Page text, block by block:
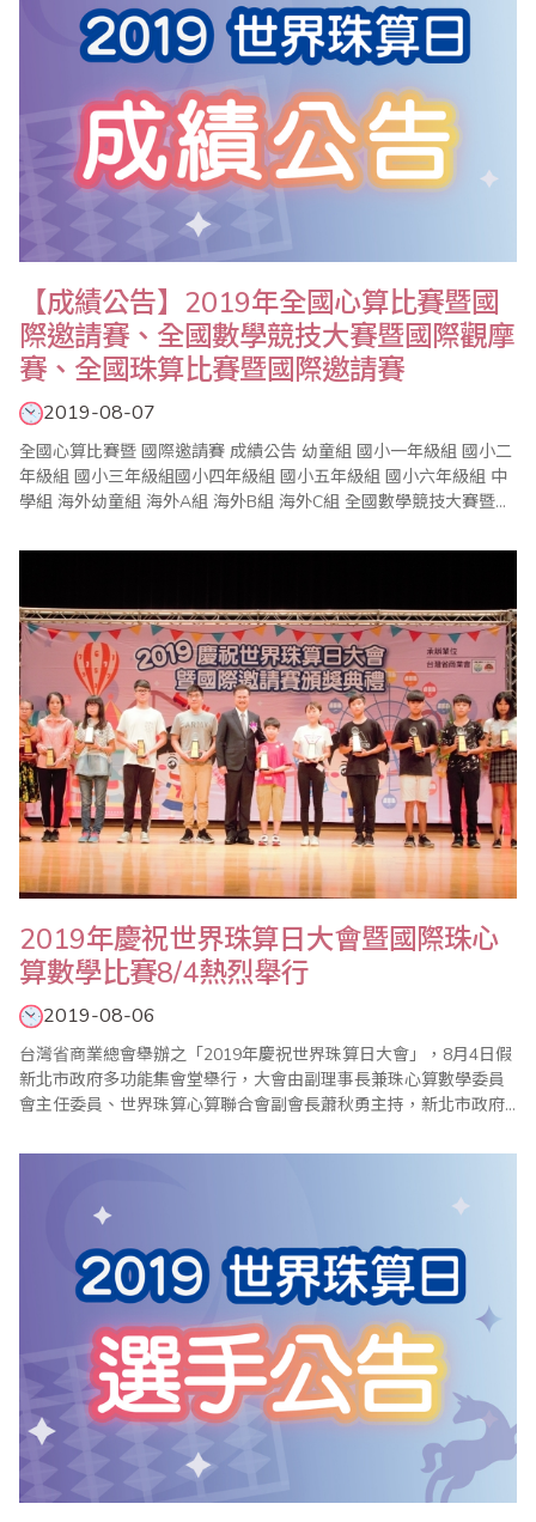
【成績公告】2019年全國心算比賽暨國
際邀請賽、全國數學競技大賽暨國際觀摩
賽、全國珠算比賽暨國際邀請賽
2019-08-07
全國心算比賽暨 國際邀請賽 成績公告 幼童組 國小一年級組 國小二
年級組 國小三年級組國小四年級組 國小五年級組 國小六年級組 中
學組 海外幼童組 海外A組 海外B組 海外C組 全國數學競技大賽暨國
2019年慶祝世界珠算日大會暨國際珠心
算數學比賽8/4熱烈舉行
2019-08-06
台灣省商業總會舉辦之「2019年慶祝世界珠算日大會」，8月4日假
新北市政府多功能集會堂舉行，大會由副理事長兼珠心算數學委員
會主任委員、世界珠算心算聯合會副會長蕭秋勇主持，新北市政府
式童軍團太鼓隊熱情活力的表演揭開序幕。接著由蕭秋勇會長開幕
的教育功能，近年來也驗證學習珠算有助老年健腦益..